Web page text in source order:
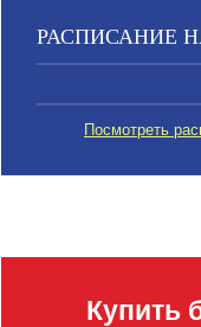
РАСПИСАНИЕ
Посмотреть
Купить